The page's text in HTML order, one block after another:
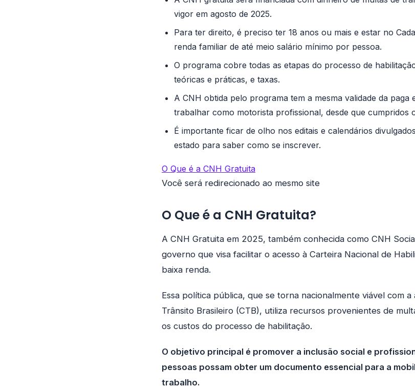
vigor em agosto de 2025.
Para ter direito, é preciso ter 18 anos ou mais e estar no
renda familiar de até meio salário mínimo por pessoa.
O programa cobre todas as etapas do processo de
teóricas e práticas, e taxas.
A CNH obtida pelo programa tem a mesma validade da paga
trabalhar como motorista profissional, desde que cumpridos
É importante ficar de olho nos editais e calendários
estado para saber como se inscrever.
O Que é a CNH Gratuita
Você será redirecionado ao mesmo site
O Que é a CNH Gratuita?
A CNH Gratuita em 2025, também conhecida como CNH
governo que visa facilitar o acesso à Carteira Nacional de
baixa renda.
Essa política pública, que se torna nacionalmente viável com
Trânsito Brasileiro (CTB), utiliza recursos provenientes de
os custos do processo de habilitação.
O objetivo principal é promover a inclusão social e
pessoas possam obter um documento essencial para a
trabalho.